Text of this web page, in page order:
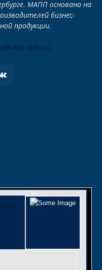
МАПП основана на
бизнес-
продукции.
spb.org